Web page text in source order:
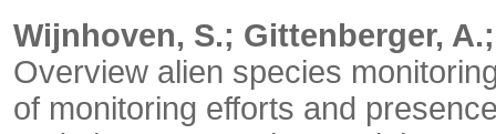
Wijnhoven, S.; Gittenberger,
Overview alien species
of monitoring efforts and